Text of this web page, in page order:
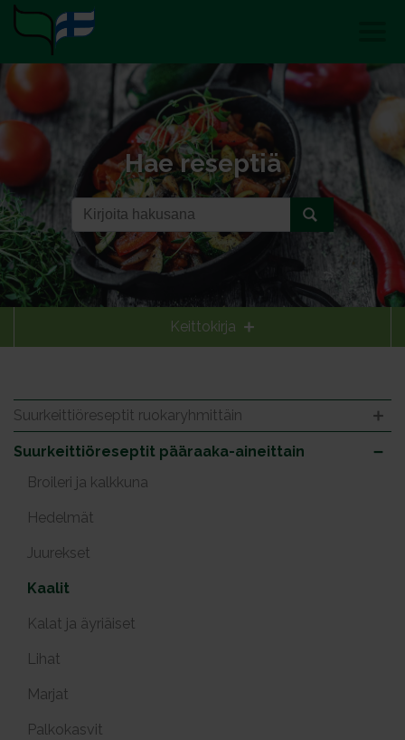
Hae reseptiä
Keittokirja
Suurkeittiöreseptit ruokaryhmittäin
Suurkeittiöreseptit pääraaka-aineittain
Broileri ja kalkkuna
Hedelmät
Juurekset
Kaalit
Kalat ja äyriäiset
Lihat
Marjat
Palkokasvit